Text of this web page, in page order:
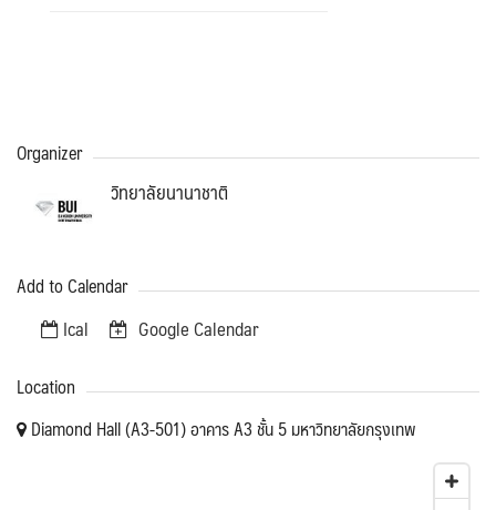
for:
Organizer
วิทยาลัยนานาชาติ
Add to Calendar
Ical Google Calendar
Location
Diamond Hall (A3-501) อาคาร A3 ชั้น 5 มหาวิทยาลัยกรุงเทพ